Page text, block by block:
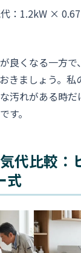
：1.2kW ×
良くなる一方
きましょう。私
汚れがある時
す。
代比較：
式